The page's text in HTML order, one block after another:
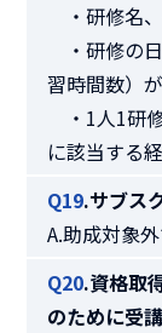
・研修名
・研修の
習時間数）
・1人1研
に該当する
Q19.サブス
A.助成対象外
Q20.資格取
のために受